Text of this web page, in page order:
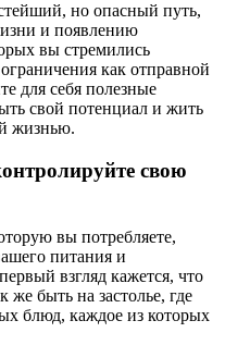
но опасный путь,
и появлению
вы стремились
как отправной
для себя полезные
свой потенциал и жить
жизнью.
свою
вы потребляете,
питания и
взгляд кажется, что
же быть на застолье, где
блюд, каждое из которых